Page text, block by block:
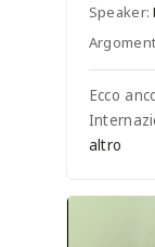
Speaker:
Ecco
altro